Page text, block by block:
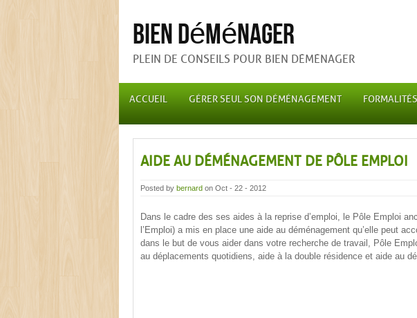
Bien déménager
PLEIN DE CONSEILS POUR BIEN DÉMÉNAGER
ACCUEIL GÉRER SEUL SON DÉMÉNAGEMENT FORMALITÉS
AIDE AU DÉMÉNAGEMENT DE PÔLE EMPLOI
Posted by bernard on Oct - 22 - 2012
Dans le cadre des ses aides à la reprise d’emploi, le Pôle Emploi
l’Emploi) a mis en place une aide au déménagement qu’elle peut
dans le but de vous aider dans votre recherche de travail, Pôle
au déplacements quotidiens, aide à la double résidence et aide au